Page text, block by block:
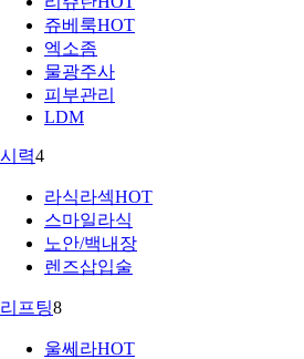
쥬베룩HOT
엑소좀
물광주사
피부관리
LDM
시력4
라식라섹HOT
스마일라식
노안/백내장
렌즈삽입술
리프팅8
울쎄라HOT